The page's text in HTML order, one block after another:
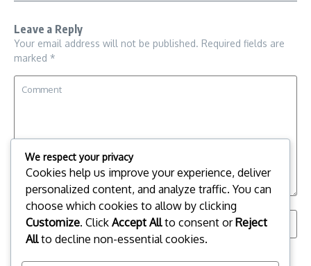
Leave a Reply
Your email address will not be published. Required fields are
marked *
We respect your privacy
Cookies help us improve your experience, deliver
personalized content, and analyze traffic. You can
choose which cookies to allow by clicking
Customize. Click Accept Allto consent orReject
Allto decline non-essential cookies.